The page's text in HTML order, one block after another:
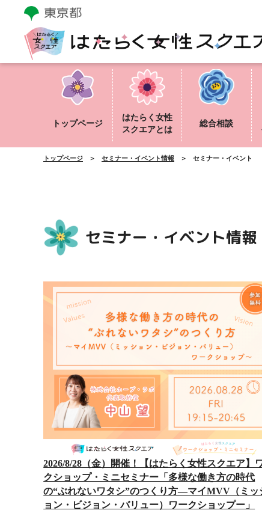
トップページ
はたらく女性
スクエアとは
総合相談
トップページ セミナー・イベント情報 セミナー・イベント
セミナー・イベント情報
2026/8/28（金）開催！【はたらく女性スクエア】
クショップ・ミニセミナー「多様な働き方の時代
の“ぶれないワタシ”のつくり方―マイMVV（ミッ
ョン・ビジョン・バリュー）ワークショップー」